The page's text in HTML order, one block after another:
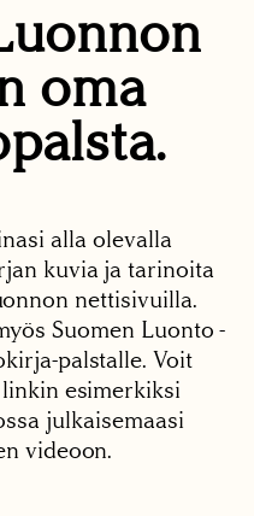
oma
alla olevalla
kuvia ja tarinoita
nettisivuilla.
Suomen Luonto -
palstalle. Voit
esimerkiksi
julkaisemaasi
videoon.